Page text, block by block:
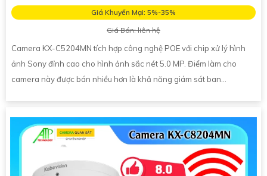
Giá Khuyến Mại: 5%-35%
Giá Bán: liên hệ
Camera KX-C5204MN tích hợp công nghệ POE với chip xử lý hình
ảnh Sony đỉnh cao cho hình ảnh sắc nét 5.0 MP. Điểm làm cho
camera này được bán nhiều hơn là khả năng giám sát ban...